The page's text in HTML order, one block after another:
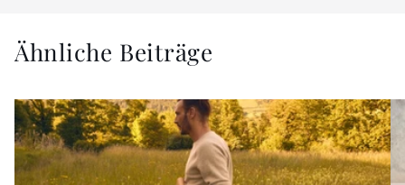
Ähnliche Beiträge